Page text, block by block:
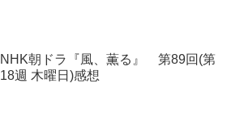
NHK朝ドラ『風、薫る』 第89回(第
18週 木曜日)感想